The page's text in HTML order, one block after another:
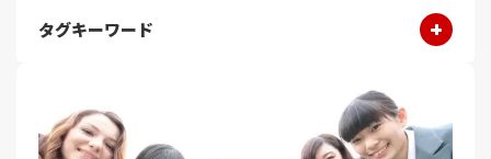
タグキーワード